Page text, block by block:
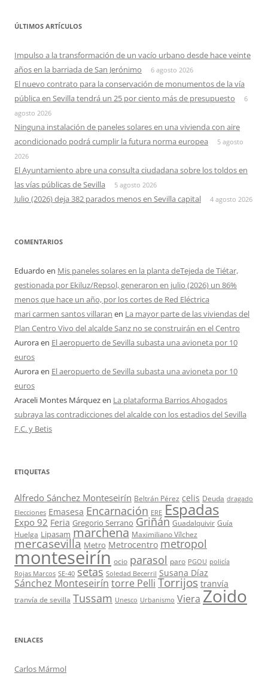
ÚLTIMOS ARTÍCULOS
Impulso a la transformación de un vacío urbano desde hace veinte
años en la barriada de San Jerónimo
6 agosto 2026
El nuevo contrato para la conservación de monumentos de la vía
pública en Sevilla tendrá un 25 por ciento más de presupuesto
6
agosto 2026
Ninguna instalación de paneles solares en una vivienda con aire
acondicionado podrá cumplir la futura norma europea
5 agosto
2026
El Ayuntamiento abre una consulta ciudadana sobre los toldos en
las vías públicas de Sevilla
5 agosto 2026
Julio (2026) deja 382 parados menos en Sevilla capital 4 agosto 2026
COMENTARIOS
Eduardo en Mis paneles solares en la planta deTejeda de Tiétar,
gestionada por Ekiluz/Repsol, generaron en julio (2026) un 86%
menos que hace un año, por los cortes de Red Eléctrica
mari carmen santos villaran en La mayor parte de las viviendas del
Plan Centro Vivo del alcalde Sanz no se construirán en el Centro
Auroraen El aeropuerto de Sevilla subasta una avioneta por 10
euros
Auroraen El aeropuerto de Sevilla subasta una avioneta por 10
euros
Araceli Montes Márquezen La plataforma Barrios Ahogados
subraya las contradicciones del alcalde con los estadios del Sevilla
F.C. y Betis
ETIQUETAS
Alfredo Sánchez Monteseirín Beltrán Pérez celis Deuda dragado
Elecciones Emasesa Encarnación ERE Espadas
Expo 92 Feria Gregorio Serrano Griñán Guadalquivir Guía
Huelga Lipasam marchena Maximiliano Vílchez
mercasevilla Metro Metrocentro metropol
monteseirín ocio parasol paro PGOU policía
Rojas Marcos SE-40 setas Soledad Becerril Susana Díaz
Sánchez Monteseirín torre Pelli Torrijos tranvía
tranvía de sevilla Tussam Unesco Urbanismo Viera Zoido
ENLACES
Carlos Mármol